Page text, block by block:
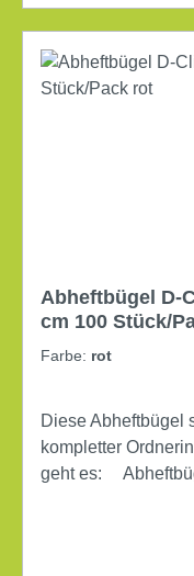
Abheftbügel D-
cm 100 Stück/
Farbe: rot
Diese Abheftbügel
kompletter
geht es: Abheftbügel auf die offene Ringmechanik